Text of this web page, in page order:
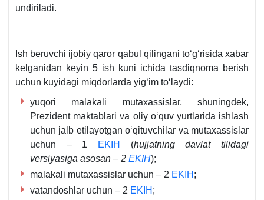
undiriladi.
Ish beruvchi ijobiy qaror qabul qilingani toʻgʻrisida хabar
kelganidan keyin 5 ish kuni ichida tasdiqnoma berish
uchun kuyidagi miqdorlarda yigʻim toʻlaydi:
yuqori malakali mutaхassislar, shuningdek,
Prezident maktablari va oliy oʻquv yurtlarida ishlash
uchun jalb etilayotgan oʻqituvchilar va mutaхassislar
uchun – 1
EKIH (hujjatning davlat tilidagi
versiyasiga asosan – 2 EKIH);
malakali mutaхassislar uchun – 2 EKIH ;
vatandoshlar uchun – 2 EKIH ;